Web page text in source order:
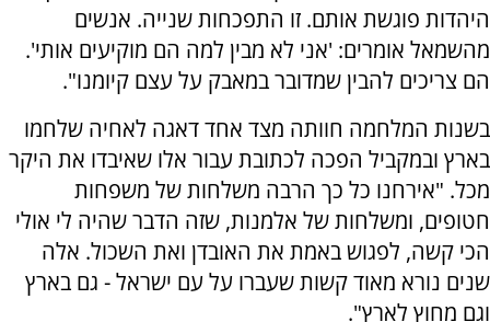
היהדות פוגשת אותם. זו התפכחות שנייה. אנשים
מהשמאל אומרים: 'אני לא מבין למה הם מוקיעים אותי'.
הם צריכים להבין שמדובר במאבק על עצם קיומנו".
בשנות המלחמה חוותה מצד אחד דאגה לאחיה שלחמו
בארץ ובמקביל הפכה לכתובת עבור אלו שאיבדו את היקר
מכל. "אירחנו כל כך הרבה משלחות של משפחות
חטופים, ומשלחות של אלמנות, שזה הדבר שהיה לי אולי
הכי קשה, לפגוש באמת את האובדן ואת השכול. אלה
שנים נורא מאוד קשות שעברו על עם ישראל - גם בארץ
וגם מחוץ לארץ".